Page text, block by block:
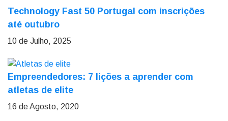
Technology Fast 50 Portugal com inscrições
até outubro
10 de Julho, 2025
Empreendedores: 7 lições a aprender com
atletas de elite
16 de Agosto, 2020